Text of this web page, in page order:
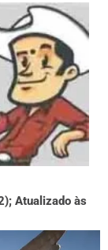
Atualizado às